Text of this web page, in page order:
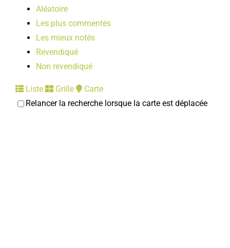
Aléatoire
Les plus commentés
Les mieux notés
Revendiqué
Non revendiqué
Liste Grille
Carte
Relancer la recherche lorsque la carte est déplacée